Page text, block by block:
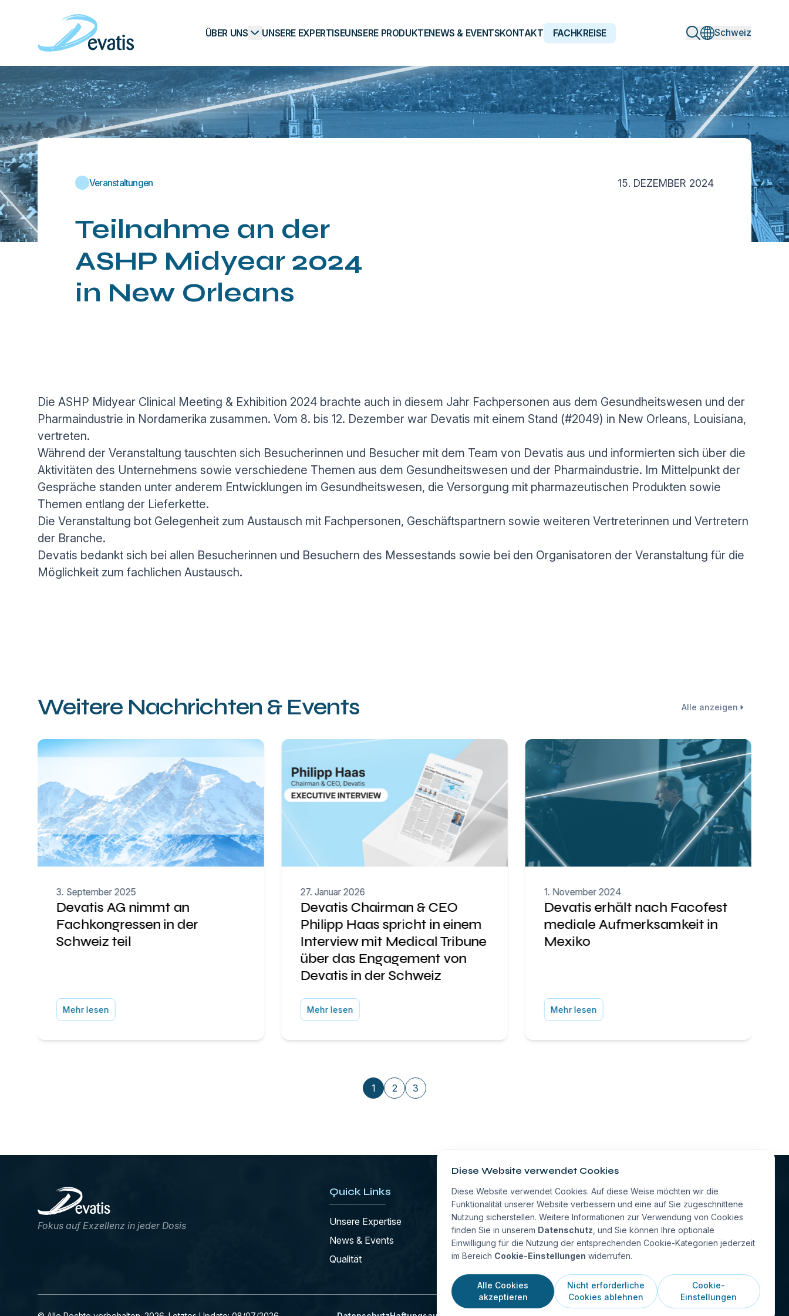
ÜBER UNS UNSERE EXPERTISEUNSERE PRODUKTENEWS & EVENTSKONTAKT FACHKREISE Schweiz
Veranstaltungen 15. DEZEMBER 2024
Teilnahme an der
ASHP Midyear 2024
in New Orleans
Die ASHP Midyear Clinical Meeting & Exhibition 2024 brachte auch in diesem Jahr Fachpersonen aus dem Gesundheitswesen und der
Pharmaindustrie in Nordamerika zusammen. Vom 8. bis 12. Dezember war Devatis mit einem Stand (#2049) in New Orleans, Louisiana,
vertreten.
Während der Veranstaltung tauschten sich Besucherinnen und Besucher mit dem Team von Devatis aus und informierten sich über die
Aktivitäten des Unternehmens sowie verschiedene Themen aus dem Gesundheitswesen und der Pharmaindustrie. Im Mittelpunkt der
Gespräche standen unter anderem Entwicklungen im Gesundheitswesen, die Versorgung mit pharmazeutischen Produkten sowie
Themen entlang der Lieferkette.
Die Veranstaltung bot Gelegenheit zum Austausch mit Fachpersonen, Geschäftspartnern sowie weiteren Vertreterinnen und Vertretern
der Branche.
Devatis bedankt sich bei allen Besucherinnen und Besuchern des Messestands sowie bei den Organisatoren der Veranstaltung für die
Möglichkeit zum fachlichen Austausch.
Weitere Nachrichten & Events Alle anzeigen
3. September 2025
Devatis AG nimmt an
Fachkongressen in der
Schweiz teil
Mehr lesen
27. Januar 2026
Devatis Chairman & CEO
Philipp Haas spricht in einem
Interview mit Medical Tribune
über das Engagement von
Devatis in der Schweiz
Mehr lesen
1. November 2024
Devatis erhält nach Facofest
mediale Aufmerksamkeit in
Mexiko
Mehr lesen
1 2 3
Fokus auf Exzellenz in jeder Dosis
Quick Links
Unsere Expertise
News & Events
Qualität
Unternehmen
Wer Wir Sind
Kontakt
Allgemeine FAQs
Standort auswählen
Diese Website verwendet Cookies
Diese Website verwendet Cookies. Auf diese Weise möchten wir die
Funktionalität unserer Website verbessern und eine auf Sie zugeschnittene
Nutzung sicherstellen. Weitere Informationen zur Verwendung von Cookies
finden Sie in unserem Datenschutz , und Sie können Ihre optionale
Einwilligung für die Nutzung der entsprechenden Cookie-Kategorien jederzeit
im Bereich Cookie-Einstellungen widerrufen.
Alle Cookies
akzeptieren
Nicht erforderliche
Cookies ablehnen
Cookie-
Einstellungen